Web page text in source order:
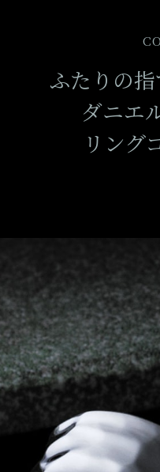
ふたりの
ダニエ
リング